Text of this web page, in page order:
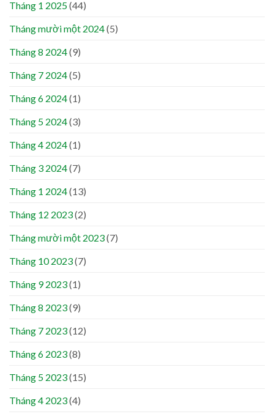
Tháng 1 2025(44)
Tháng mười một 2024(5)
Tháng 8 2024(9)
Tháng 7 2024(5)
Tháng 6 2024(1)
Tháng 5 2024(3)
Tháng 4 2024(1)
Tháng 3 2024(7)
Tháng 1 2024(13)
Tháng 12 2023(2)
Tháng mười một 2023(7)
Tháng 10 2023(7)
Tháng 9 2023(1)
Tháng 8 2023(9)
Tháng 7 2023(12)
Tháng 6 2023(8)
Tháng 5 2023(15)
Tháng 4 2023(4)